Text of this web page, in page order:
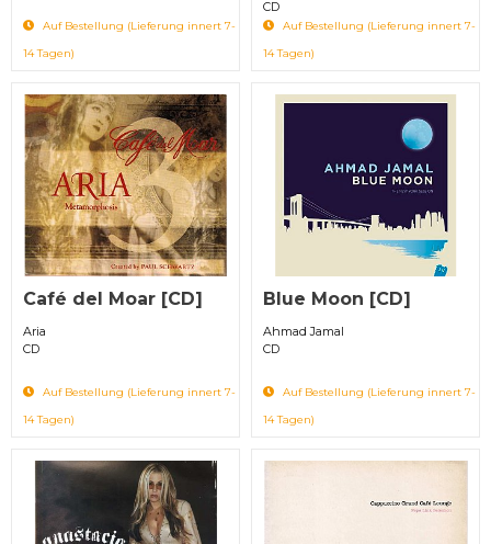
Auf Bestellung (Lieferung innert 7-
14 Tagen)
CD
Auf Bestellung (Lieferung innert 7-
14 Tagen)
Café del Moar [CD]
Aria
CD
Auf Bestellung (Lieferung innert 7-
14 Tagen)
Blue Moon [CD]
Ahmad Jamal
CD
Auf Bestellung (Lieferung innert 7-
14 Tagen)